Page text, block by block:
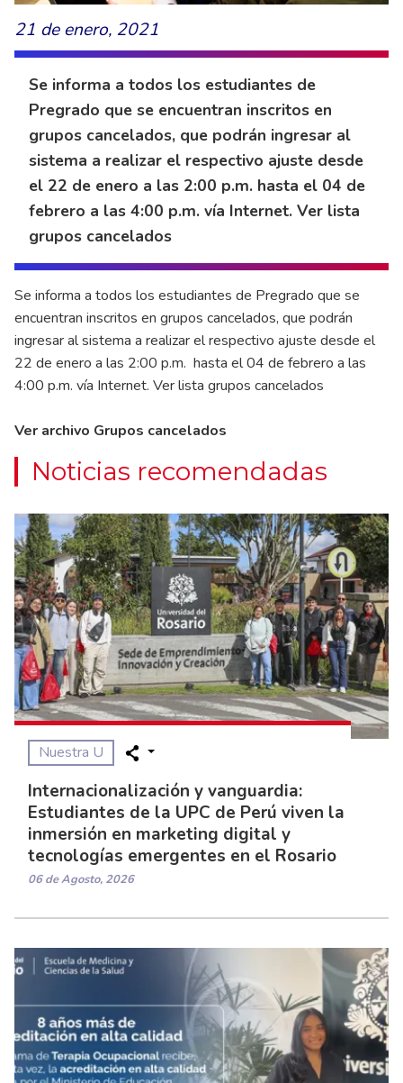
21 de enero, 2021
Se informa a todos los estudiantes de
Pregrado que se encuentran inscritos en
grupos cancelados, que podrán ingresar al
sistema a realizar el respectivo ajuste desde
el 22 de enero a las 2:00 p.m. hasta el 04 de
febrero a las 4:00 p.m. vía Internet. Ver lista
grupos cancelados
Se informa a todos los estudiantes de Pregrado que se
encuentran inscritos en grupos cancelados, que podrán
ingresar al sistema a realizar el respectivo ajuste desde el
22 de enero a las 2:00 p.m. hasta el 04 de febrero a las
4:00 p.m. vía Internet. Ver lista grupos cancelados
Ver archivo Grupos cancelados
Noticias recomendadas
Nuestra U
Internacionalización y vanguardia:
Estudiantes de la UPC de Perú viven la
inmersión en marketing digital y
tecnologías emergentes en el Rosario
06 de Agosto, 2026